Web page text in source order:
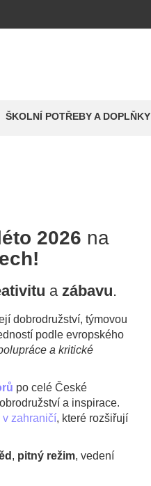
ŠKOLNÍ POTŘEBY A DOPLŇKY
2026 na
a zábavu.
dobrodružství, týmovou
podle evropského
a kritické
po celé České
a inspirace.
v zahraničí, které rozšiřují
, pitný režim, vedení